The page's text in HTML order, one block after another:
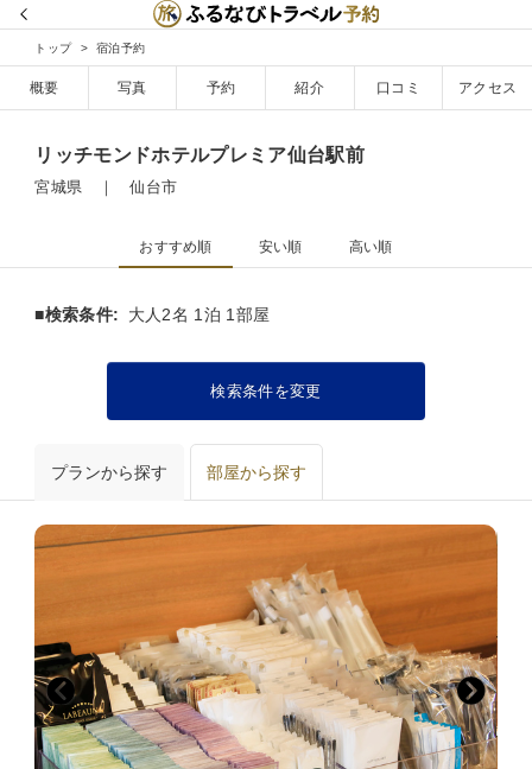
トップ 宿泊予約
概要 写真 予約 紹介 口コミ アクセス
リッチモンドホテルプレミア仙台駅前
宮城県 ｜ 仙台市
おすすめ順 安い順 高い順
■検索条件: 大人2名 1泊 1部屋
検索条件を変更
プランから探す 部屋から探す